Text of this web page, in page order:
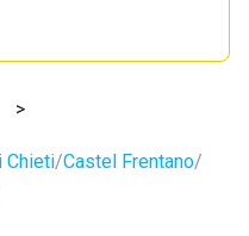
>
Chieti Castel Frentano